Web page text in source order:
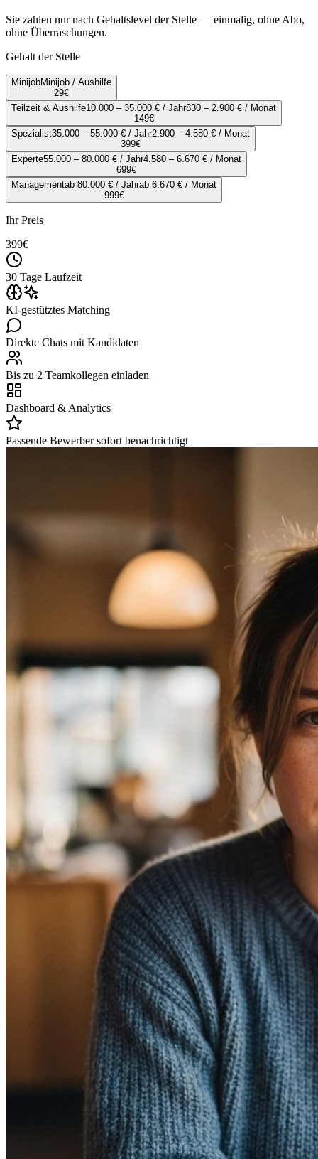
Sie zahlen nur nach Gehaltslevel der Stelle — einmalig, ohne Abo,
ohne Überraschungen.
Gehalt der Stelle
MinijobMinijob / Aushilfe
29€
Teilzeit & Aushilfe10.000 – 35.000 € / Jahr830 – 2.900 € / Monat
149€
Spezialist35.000 – 55.000 € / Jahr2.900 – 4.580 € / Monat
399€
Experte55.000 – 80.000 € / Jahr4.580 – 6.670 € / Monat
699€
Managementab 80.000 € / Jahrab 6.670 € / Monat
999€
Ihr Preis
399€
30 Tage Laufzeit
KI-gestütztes Matching
Direkte Chats mit Kandidaten
Bis zu 2 Teamkollegen einladen
Dashboard & Analytics
Passende Bewerber sofort benachrichtigt